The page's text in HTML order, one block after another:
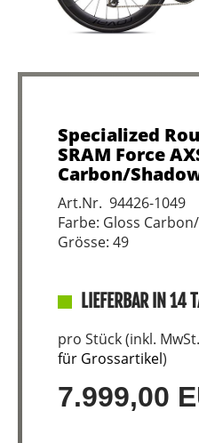
Specialized
SRAM Force
Carbon/
Art.Nr. 94426-1049
Farbe: Gloss
Grösse: 49
LIEFERBAR IN 14
pro Stück (inkl.
für Grossartikel)
7.999,00